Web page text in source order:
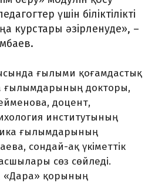
үшін біліктілікті
курстары әзірленуде», –
ғылыми қоғамдастық
ғылымдарының докторы,
доцент,
институтының
ғылымдарының
сондай-ақ үкіметтік
сөз сөйледі.
«Дара» қорының